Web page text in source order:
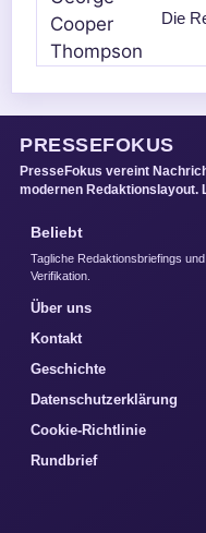
Die
PRESSEFOKUS
PresseFokus vereint
modernen Redaktionslayout.
Beliebt
Tagliche Redaktionsbriefings
Verifikation.
Über uns
Kontakt
Geschichte
Datenschutzerklärung
Cookie-Richtlinie
Rundbrief